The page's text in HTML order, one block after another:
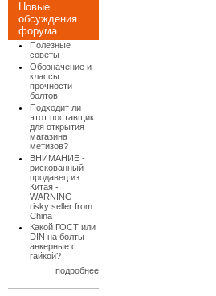
Новые
обсуждения
форума
Полезные
советы
Обозначение и
классы
прочности
болтов
Подходит ли
этот поставщик
для открытия
магазина
метизов?
ВНИМАНИЕ -
рискованный
продавец из
Китая -
WARNING -
risky seller from
China
Какой ГОСТ или
DIN на болты
анкерные с
гайкой?
подробнее